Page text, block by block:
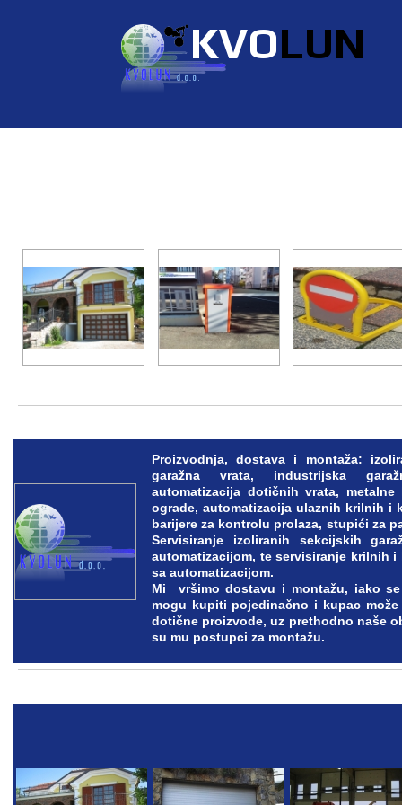
KVOLUN
Proizvodnja, dostava i montaža:
garažna vrata, industrijska
automatizacija dotičnih vrata,
ograde, automatizacija ulaznih krilnih i
barijere za kontrolu prolaza, stupići za
Servisiranje izoliranih sekcijskih
automatizacijom, te servisiranje krilnih i
sa automatizacijom.
Mi vršimo dostavu i montažu, iako
mogu kupiti pojedinačno i kupac može
dotične proizvode, uz prethodno naše
su mu postupci za montažu.